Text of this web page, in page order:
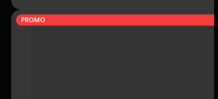
PROMO